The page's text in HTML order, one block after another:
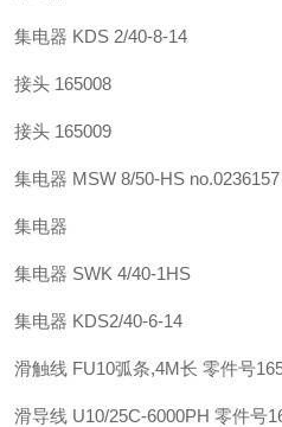
集电器 KDS 2/40-8-14
接头 165008
接头 165009
集电器 MSW 8/50-HS no.0236157
集电器
集电器 SWK 4/40-1HS
集电器 KDS2/40-6-14
滑触线 FU10弧条,4M长 零件号
滑导线 U10/25C-6000PH 零件号